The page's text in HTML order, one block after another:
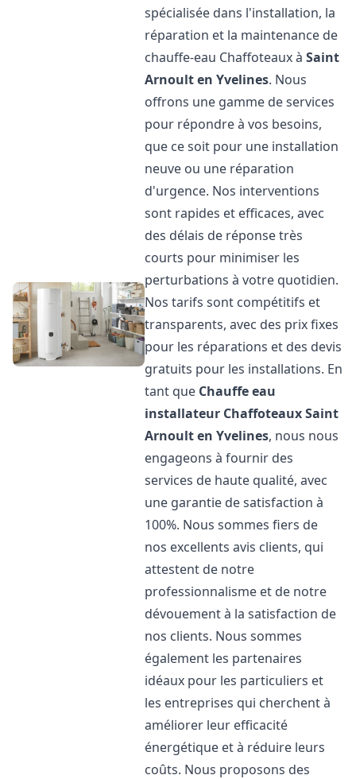
spécialisée dans l'installation, la
réparation et la maintenance de
chauffe-eau Chaffoteaux àSaint
Arnoult en Yvelines. Nous
offrons une gamme de services
pour répondre à vos besoins,
que ce soit pour une installation
neuve ou une réparation
d'urgence. Nos interventions
sont rapides et efficaces, avec
des délais de réponse très
courts pour minimiser les
perturbations à votre quotidien.
Nos tarifs sont compétitifs et
transparents, avec des prix fixes
pour les réparations et des devis
gratuits pour les installations. En
tant que Chauffe eau
installateur ChaffoteauxSaint
Arnoult en Yvelines, nous nous
engageons à fournir des
services de haute qualité, avec
une garantie de satisfaction à
100%. Nous sommes fiers de
nos excellents avis clients, qui
attestent de notre
professionnalisme et de notre
dévouement à la satisfaction de
nos clients. Nous sommes
également les partenaires
idéaux pour les particuliers et
les entreprises qui cherchent à
améliorer leur efficacité
énergétique et à réduire leurs
coûts. Nous proposons des